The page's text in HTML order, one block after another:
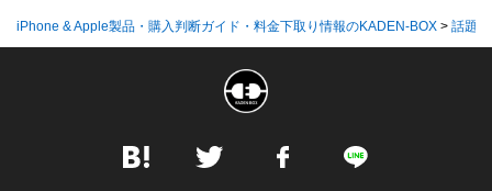
iPhone & Apple製品・購入判断ガイド・料金下取り情報のKADEN-BOX > 話題